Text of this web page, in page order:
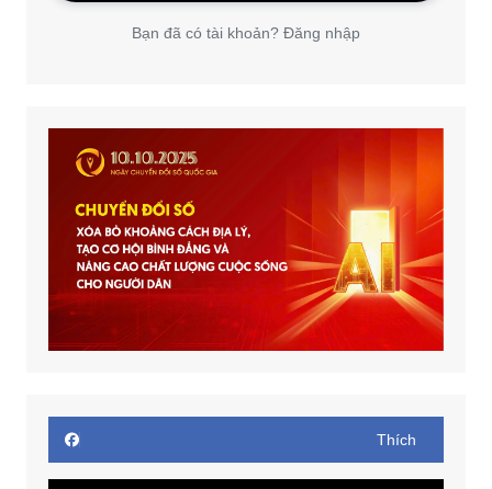
Bạn đã có tài khoản? Đăng nhập
Thích